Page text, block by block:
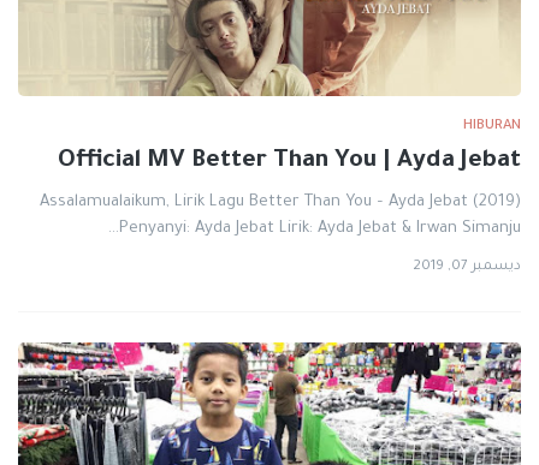
HIBURAN
Official MV Better Than You | Ayda Jebat
Assalamualaikum, Lirik Lagu Better Than You – Ayda Jebat (2019)
Penyanyi: Ayda Jebat Lirik: Ayda Jebat & Irwan Simanju…
ديسمبر 07, 2019